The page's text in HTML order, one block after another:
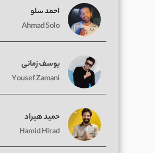
احمد سلو
Ahmad Solo
یوسف زمانی
Yousef Zamani
حمید هیراد
Hamid Hirad